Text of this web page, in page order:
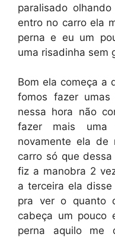
paralisado
entro no carro ela
perna e eu um
uma risadinha sem
Bom ela começa a
fomos fazer
nessa hora não
fazer mais uma
novamente ela
carro só que
fiz a manobra 2
a terceira ela
pra ver o quanto
cabeça um pouco
perna aquilo me